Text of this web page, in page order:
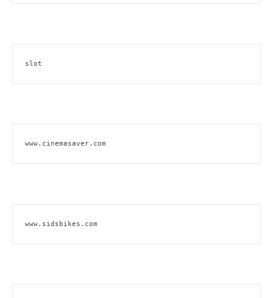
slot
www.cinemasaver.com
www.sidsbikes.com